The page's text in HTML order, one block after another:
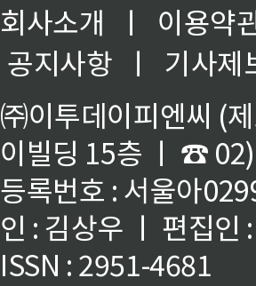
회사소개 ㅣ
이용약
공지사항
ㅣ
기사제
㈜이투데이피엔씨 (
이빌딩 15층 ㅣ ☎
등록번호 : 서울아
인 : 김상우 ㅣ 편집인
ISSN : 2951-4681